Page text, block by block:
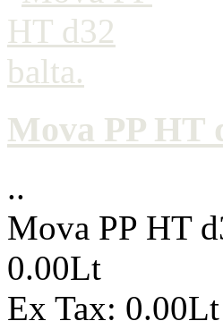
Mova PP HT
..
Mova PP HT
0.00Lt
Ex Tax: 0.00Lt